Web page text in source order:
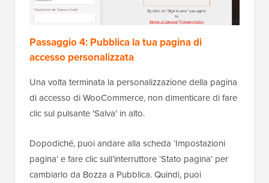
Passaggio 4: Pubblica la tua pagina di
accesso personalizzata
Una volta terminata la personalizzazione della pagina
di accesso di WooCommerce, non dimenticare di fare
clic sul pulsante 'Salva' in alto.
Dopodiché, puoi andare alla scheda ‘Impostazioni
pagina’ e fare clic sull’interruttore ‘Stato pagina’ per
cambiarlo da Bozza a Pubblica. Quindi, puoi